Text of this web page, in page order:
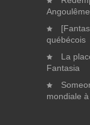
Angoulême
québécois
La
Fantasia
mondiale